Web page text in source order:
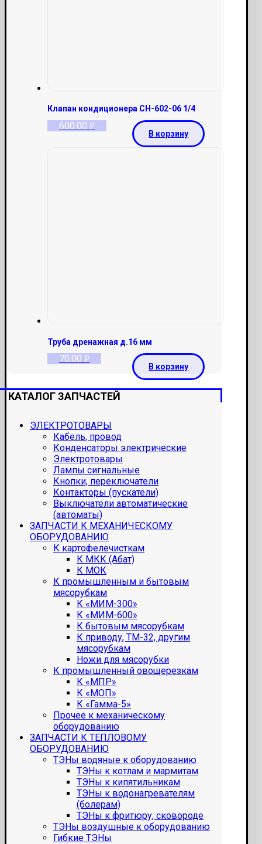
Клапан кондиционера СН-602-06 1/4
600.00 Р
В корзину
Труба дренажная д.16 мм
70.00 Р
В корзину
КАТАЛОГ ЗАПЧАСТЕЙ
ЭЛЕКТРОТОВАРЫ
Кабель, провод
Конденсаторы электрические
Электротовары
Лампы сигнальные
Кнопки, переключатели
Контакторы (пускатели)
Выключатели автоматические
(автоматы)
ЗАПЧАСТИ К МЕХАНИЧЕСКОМУ
ОБОРУДОВАНИЮ
К картофелечисткам
К МКК (Абат)
К МОК
К промышленным и бытовым
мясорубкам
К «МИМ-300»
К «МИМ-600»
К бытовым мясорубкам
К приводу, ТМ-32, другим
мясорубкам
Ножи для мясорубки
К промышленный овощерезкам
К «МПР»
К «МОП»
К «Гамма-5»
Прочее к механическому
оборудованию
ЗАПЧАСТИ К ТЕПЛОВОМУ
ОБОРУДОВАНИЮ
ТЭНы водяные к оборудованию
ТЭНы к котлам и мармитам
ТЭНы к кипятильникам
ТЭНы к водонагревателям
(болерам)
ТЭНы к фритюру, сковороде
ТЭНы воздушные к оборудованию
Гибкие ТЭНы